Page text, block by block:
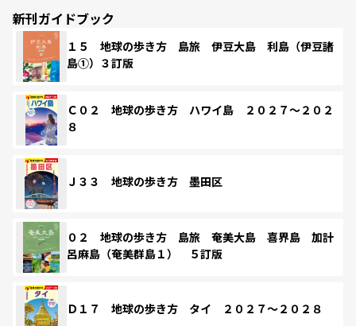
新刊ガイドブック
１５ 地球の歩き方 島旅 伊豆大島 利島（伊豆諸
島①）３訂版
Ｃ０２ 地球の歩き方 ハワイ島 ２０２７～２０２
８
Ｊ３３ 地球の歩き方 墨田区
０２ 地球の歩き方 島旅 奄美大島 喜界島 加計
呂麻島（奄美群島１） ５訂版
Ｄ１７ 地球の歩き方 タイ ２０２７～２０２８